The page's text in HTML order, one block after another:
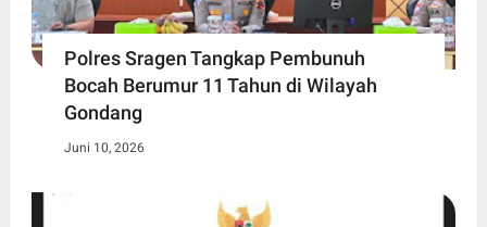
Polres Sragen Tangkap Pembunuh
Bocah Berumur 11 Tahun di Wilayah
Gondang
Juni 10, 2026